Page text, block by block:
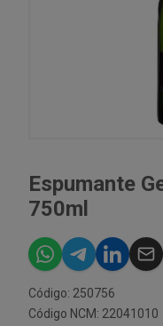
Espumante
750ml
Código: 250756
Código NCM: 22041010